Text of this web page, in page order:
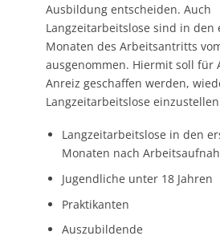
Ausbildung entscheiden. Auch
Langzeitarbeitslose sind in den
Monaten des Arbeitsantritts
ausgenommen. Hiermit soll für
Anreiz geschaffen werden,
Langzeitarbeitslose
Langzeitarbeitslose in den
Monaten nach
Jugendliche unter 18 Jahren
Praktikanten
Auszubildende